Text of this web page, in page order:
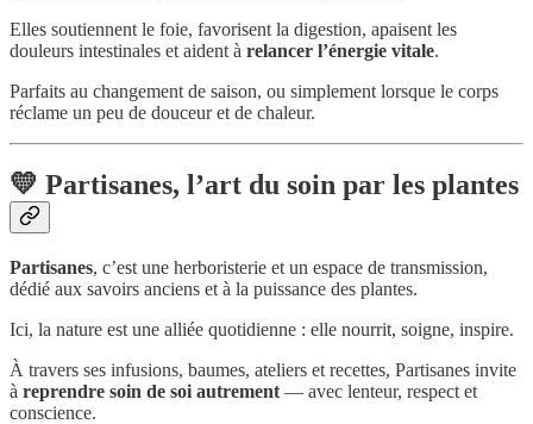
Elles soutiennent le foie, favorisent la digestion, apaisent les
douleurs intestinales et aident à relancer l’énergie vitale.
Parfaits au changement de saison, ou simplement lorsque le corps
réclame un peu de douceur et de chaleur.
💛 Partisanes, l’art du soin par les plantes
Partisanes, c’est une herboristerie et un espace de transmission,
dédié aux savoirs anciens et à la puissance des plantes.
Ici, la nature est une alliée quotidienne : elle nourrit, soigne, inspire.
À travers ses infusions, baumes, ateliers et recettes, Partisanes invite
à reprendre soin de soi autrement — avec lenteur, respect et
conscience.